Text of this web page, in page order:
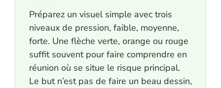
Préparez un visuel simple avec trois
niveaux de pression, faible, moyenne,
forte. Une flèche verte, orange ou rouge
suffit souvent pour faire comprendre en
réunion où se situe le risque principal.
Le but n’est pas de faire un beau dessin,